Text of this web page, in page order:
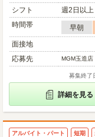
シフト
週2日以
時間帯
早朝
面接地
応募先
MGM玉造店
募集終了
詳細を見る
アルバイト・パート 短期